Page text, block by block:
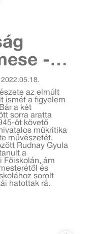
-
az elmúlt
ismét a figyelem
a két
sorra aratta
öt követő
műkritika
művészetét.
Rudnay Gyula
a
Főiskolán, ám
és
sorolt
hatottak rá.